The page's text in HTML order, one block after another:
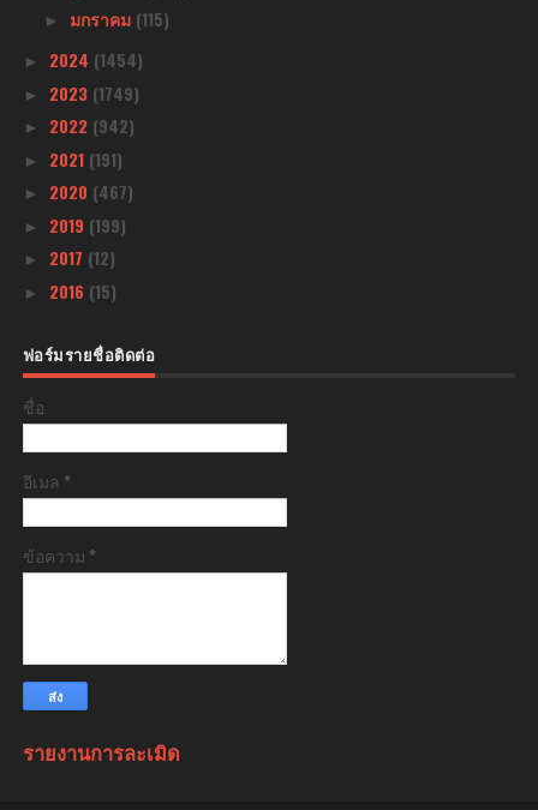
► มกราคม (115)
► 2024 (1454)
► 2023 (1749)
► 2022 (942)
► 2021 (191)
► 2020 (467)
► 2019 (199)
► 2017 (12)
► 2016 (15)
ฟอร์มรายชื่อติดต่อ
ชื่อ
อีเมล *
ข้อความ *
รายงานการละเมิด